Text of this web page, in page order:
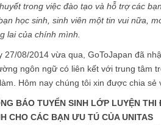
trong việc đào tạo và hỗ trợ các
học sinh, sinh viên một tin vui nữa,
lai của chính mình.
27/08/2014 vừa qua, GoToJapan đã
ngôn ngữ có liên kết với trung tâm
Hôm nay chúng tôi xin được chia
BÁO TUYỂN SINH LỚP LUYỆN THI
CHO CÁC BẠN ƯU TÚ CỦA UNITAS